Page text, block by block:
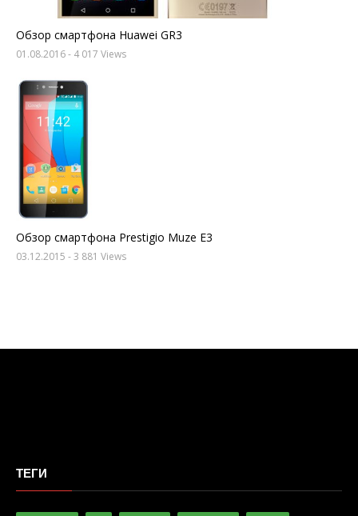
Обзор смартфона Huawei GR3
01.08.2016- 4 017 Views
Обзор смартфона Prestigio Muze E3
03.12.2015 - 3 881 Views
ТЕГИ